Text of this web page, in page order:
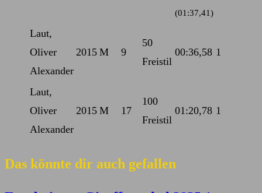
(01:37,41)
Laut,
Oliver
Alexander
2015 M 9
50
Freistil
00:36,58 1
Laut,
Oliver
Alexander
2015 M 17
100
Freistil
01:20,78 1
Das könnte dir auch gefallen